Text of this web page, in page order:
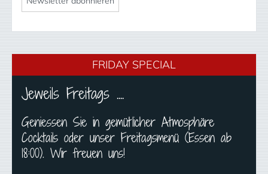
FRIDAY SPECIAL
Jeweils Freitags ....
Geniessen Sie in gemütlicher Atmosphäre
Cocktails oder unser Freitagsmenü (Essen ab
18:00). Wir freuen uns!